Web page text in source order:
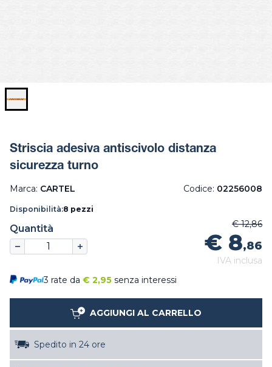
Striscia adesiva antiscivolo distanza
sicurezza turno
Marca: CARTEL Codice: 02256008
Disponibilità:8 pezzi
Quantità € 12,86
€ 8,86
IVA inclusa
3 rate da € 2,95 senza interessi
AGGIUNGI AL CARRELLO
Spedito in 24 ore